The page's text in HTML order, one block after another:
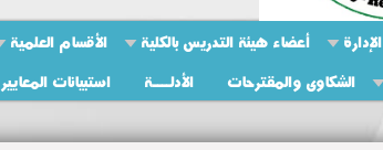
الإدارة أعضاء هيئة التدريس بالكلية الأقسام العلمية
الشكاوى والمقترحات الأدلــــة استبيانات المعايير